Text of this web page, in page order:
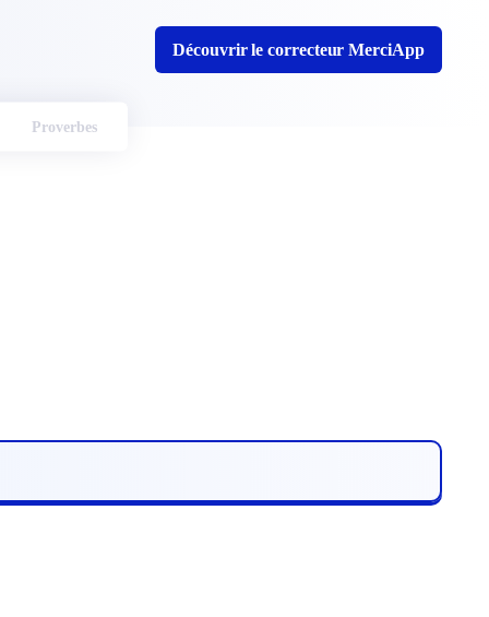
Découvrir le correcteur MerciApp
Proverbes